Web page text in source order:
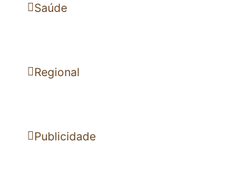
Saúde
Regional
Publicidade